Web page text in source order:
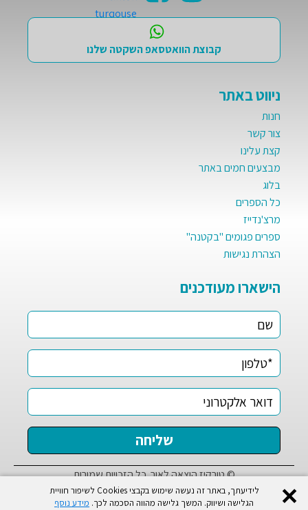
קבוצת הוואטסאפ השקטה שלנו
ניווט באתר
חנות
צור קשר
קצת עלינו
מבצעים חמים באתר
בלוג
כל הספרים
מרצ'נדייז
ספרים פגומים "בקטנה"
הצהרת נגישות
הישארו מעודכנים
© טורקיז הוצאה לאור. כל הזכויות שמורות
לידיעתך, באתר זה נעשה שימוש בקבצי Cookies לשיפור חוויית
הגלישה ושיווק. המשך גלישה מהווה הסכמה לכך. מידע נוסף ✕